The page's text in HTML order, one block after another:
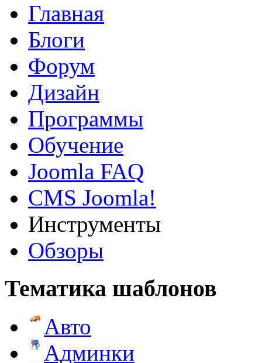
Главная
Блоги
Форум
Дизайн
Программы
Обучение
Joomla FAQ
CMS Joomla!
Инструменты
Обзоры
Тематика шаблонов
Авто
Админки